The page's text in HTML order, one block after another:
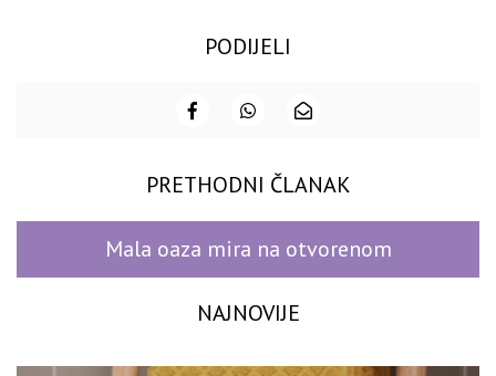
PODIJELI
PRETHODNI ČLANAK
Mala oaza mira na otvorenom
NAJNOVIJE